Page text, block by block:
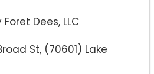
Foret Dees, LLC
St, (70601) Lake